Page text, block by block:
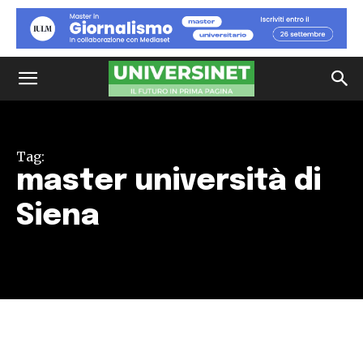
Tag:
master università di
Siena